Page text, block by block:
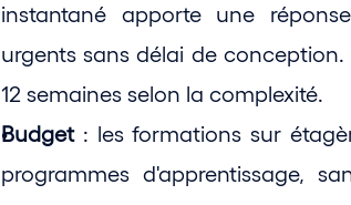
instantané apporte une
urgents sans délai de
12 semaines selon la complexité.
Budget : les formations sur
programmes d'apprentissage,